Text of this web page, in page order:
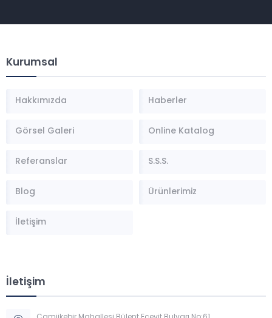
Kurumsal
Hakkımızda Haberler
Görsel Galeri Online Katalog
Referanslar S.S.S.
Blog Ürünlerimiz
İletişim
İletişim